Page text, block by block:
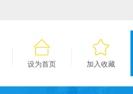
设为首页 加入收藏